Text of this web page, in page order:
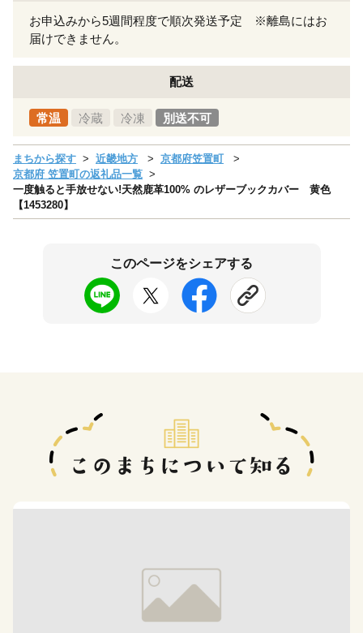
お申込みから5週間程度で順次発送予定 ※離島にはお
届けできません。
配送
常温 冷蔵 冷凍 別送不可
まちから探す 近畿地方
京都府笠置町
京都府 笠置町の返礼品一覧
一度触ると手放せない!天然鹿革100% のレザーブックカバー 黄色
【1453280】
このページをシェアする